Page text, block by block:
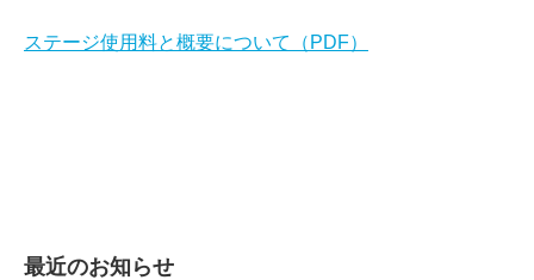
ステージ使用料と概要について（PDF）
最近のお知らせ